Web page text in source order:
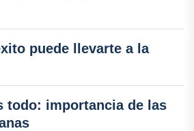
puede llevarte a la
todo: importancia de las